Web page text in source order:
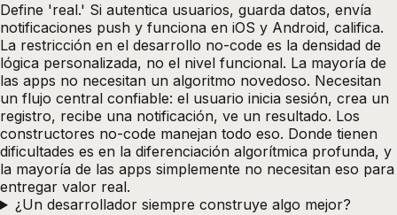
Define 'real.' Si autentica usuarios, guarda datos, envía
notificaciones push y funciona en iOS y Android, califica.
La restricción en el desarrollo no-code es la densidad de
lógica personalizada, no el nivel funcional. La mayoría de
las apps no necesitan un algoritmo novedoso. Necesitan
un flujo central confiable: el usuario inicia sesión, crea un
registro, recibe una notificación, ve un resultado. Los
constructores no-code manejan todo eso. Donde tienen
dificultades es en la diferenciación algorítmica profunda, y
la mayoría de las apps simplemente no necesitan eso para
entregar valor real.
¿Un desarrollador siempre construye algo mejor?